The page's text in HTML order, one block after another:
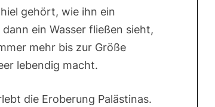
gehört, wie ihn ein
ein Wasser fließen sieht,
mehr bis zur Größe
lebendig macht.
die Eroberung Palästinas.